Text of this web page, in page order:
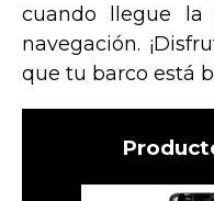
cuando llegue la
navegación.
que tu barco está